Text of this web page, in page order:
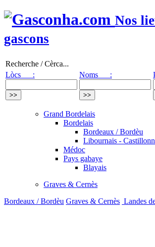
Nos
gascons
Recherche / Cèrca...
Lòcs :
Noms :
Grand Bordelais
Bordelais
Bordeaux / Bordèu
Libournais -
Médoc
Pays gabaye
Blayais
Graves & Cernès
Bordeaux / Bordèu Graves & Cernès Landes